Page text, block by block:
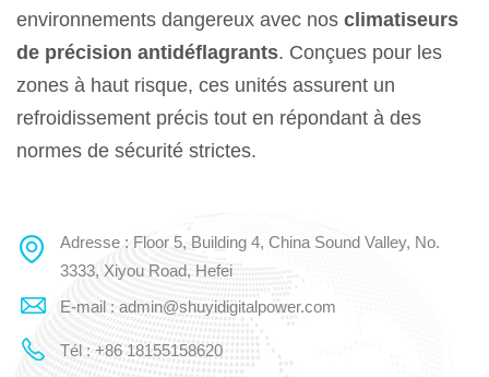
environnements dangereux avec nos climatiseurs
de précision antidéflagrants. Conçues pour les
zones à haut risque, ces unités assurent un
refroidissement précis tout en répondant à des
normes de sécurité strictes.
Adresse : Floor 5, Building 4, China Sound Valley, No.
3333, Xiyou Road, Hefei
E-mail : admin@shuyidigitalpower.com
Tél : +86 18155158620